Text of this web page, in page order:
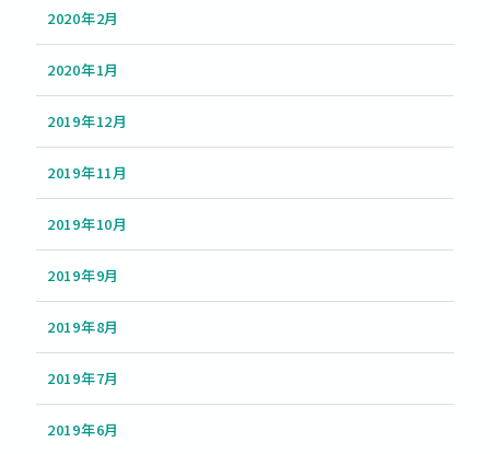
2020年2月
2020年1月
2019年12月
2019年11月
2019年10月
2019年9月
2019年8月
2019年7月
2019年6月